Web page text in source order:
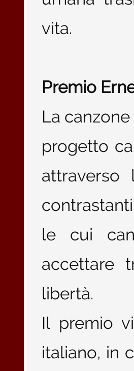
vita.
Premio
La
progetto
attraverso
le cui
accettare
libertà.
Il premio
italiano, in